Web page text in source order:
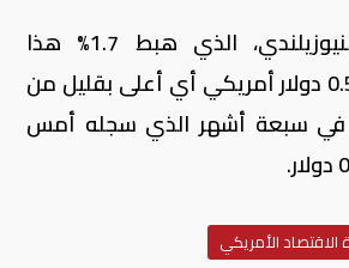
واستقر الدولار النيوزيلندي، الذي هبط 1.7% هذا
الأسبوع، عند 0.5640 دولار أمريكي ​أي أعلى بقليل من
سبعة أشهر الذي ⁠سجله أمس
الاقتصاد الأمريكي